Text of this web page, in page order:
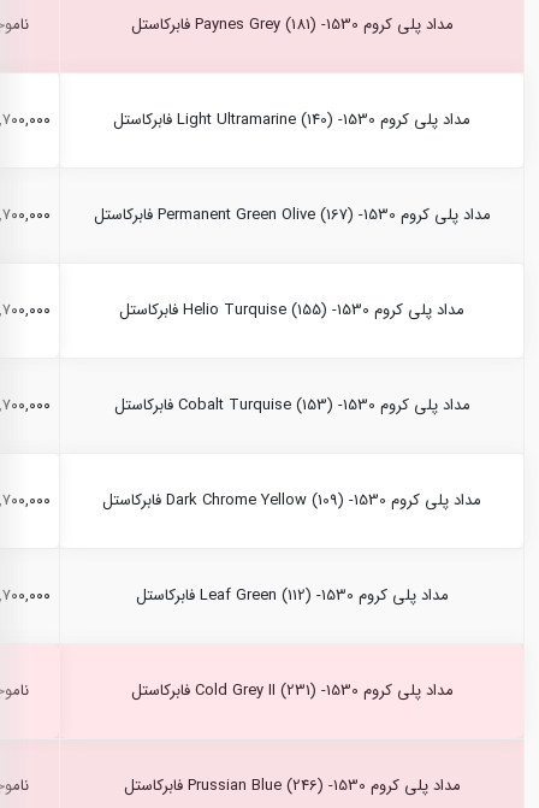
مداد پلی کروم Paynes Grey (181) -1530 فابرکاستل
مداد پلی کروم Light Ultramarine (140) -1530 فابرکاستل ۲,۷۰۰,۰۰۰
مداد پلی کروم Permanent Green Olive (167) -1530 فابرکاستل ۲,۷۰۰,۰۰۰
مداد پلی کروم Helio Turquise (155) -1530 فابرکاستل ۲,۷۰۰,۰۰۰
مداد پلی کروم Cobalt Turquise (153) -1530 فابرکاستل ۲,۷۰۰,۰۰۰
مداد پلی کروم Dark Chrome Yellow (109) -1530 فابرکاستل ۲,۷۰۰,۰۰۰
مداد پلی کروم Leaf Green (112) -1530 فابرکاستل ۲,۷۰۰,۰۰۰
مداد پلی کروم Cold Grey II (231) -1530 فابرکاستل
مداد پلی کروم Prussian Blue (246) -1530 فابرکاستل